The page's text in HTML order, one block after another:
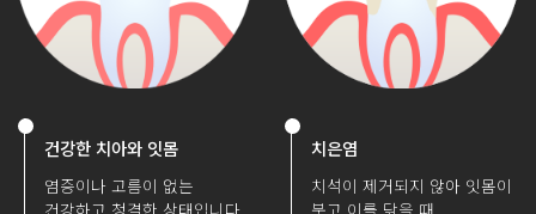
건강한 치아와 잇몸
염증이나 고름이 없는
치은염
치석이 제거되지 않아 잇몸이